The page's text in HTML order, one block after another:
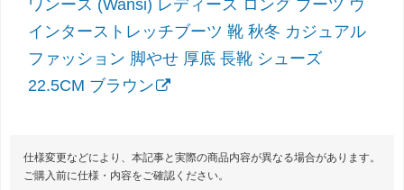
ワンース (Wansi) レディース ロング ブーツ ウ
インターストレッチブーツ 靴 秋冬 カジュアル
ファッション 脚やせ 厚底 長靴 シューズ
22.5CM ブラウン
仕様変更などにより、本記事と実際の商品内容が異なる場合があります。
ご購入前に仕様・内容をご確認ください。